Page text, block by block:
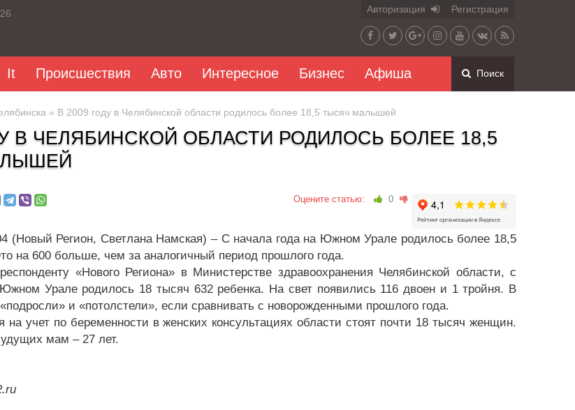
Авторизация Регистрация
It Происшествия Авто Интересное Бизнес Афиша Поиск
» В 2009 году в Челябинской области родилось более 18,5 тысяч малышей
В ЧЕЛЯБИНСКОЙ ОБЛАСТИ РОДИЛОСЬ БОЛЕЕ 18,5
Оцените статью: 0
(Новый Регион, Светлана Намская) – С начала года на Южном Урале родилось более 18,5
на 600 больше, чем за аналогичный период прошлого года.
«Нового Региона» в Министерстве здравоохранения Челябинской области, с
Урале родилось 18 тысяч 632 ребенка. На свет появились 116 двоен и 1 тройня. В
и «потолстели», если сравнивать с новорожденными прошлого года.
на учет по беременности в женских консультациях области стоят почти 18 тысяч женщин.
мам – 27 лет.